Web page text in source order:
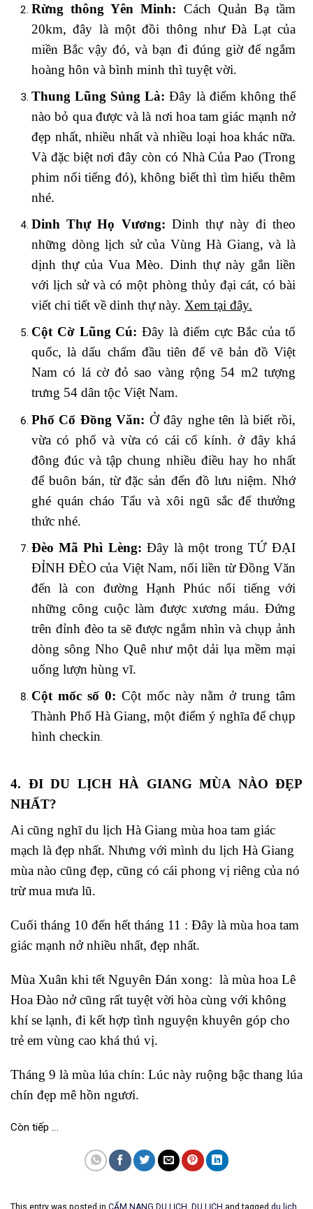
Rừng thông Yên Minh: Cách Quản Bạ tầm
20km, đây là một đồi thông như Đà Lạt của
miền Bắc vậy đó, và bạn đi đúng giờ để ngắm
hoàng hôn và bình minh thì tuyệt vời.
Thung Lũng Sủng Là: Đây là điểm không thể
nào bỏ qua được và là nơi hoa tam giác mạnh nở
đẹp nhất, nhiều nhất và nhiều loại hoa khác nữa.
Và đặc biệt nơi đây còn có Nhà Của Pao (Trong
phim nổi tiếng đó), không biết thì tìm hiểu thêm
nhé.
Dinh Thự Họ Vương: Dinh thự này đi theo
những dòng lịch sử của Vùng Hà Giang, và là
dịnh thự của Vua Mèo. Dinh thự này gắn liền
với lịch sử và có một phòng thủy đại cát, có bài
viết chi tiết về dinh thự này. Xem tại đây.
Cột Cờ Lũng Cú: Đây là điểm cực Bắc của tổ
quốc, là dấu chấm đầu tiên để vẽ bản đồ Việt
Nam có lá cờ đỏ sao vàng rộng 54 m2 tượng
trưng 54 dân tộc Việt Nam.
Phố Cổ Đồng Văn: Ở đây nghe tên là biết rồi,
vừa có phố và vừa có cái cổ kính. ở đây khá
đông đúc và tập chung nhiều điều hay ho nhất
để buôn bán, từ đặc sản đến đồ lưu niệm. Nhớ
ghé quán cháo Tẩu và xôi ngũ sắc để thưởng
thức nhé.
Đèo Mã Phì Lèng: Đây là một trong TỨ ĐẠI
ĐỈNH ĐÈO của Việt Nam, nối liền từ Đồng Văn
đến là con đường Hạnh Phúc nổi tiếng với
những công cuộc làm được xương máu. Đứng
trên đỉnh đèo ta sẽ được ngắm nhìn và chụp ảnh
dòng sông Nho Quê như một dải lụa mềm mại
uống lượn hùng vĩ.
Cột mốc số 0: Cột mốc này nằm ở trung tâm
Thành Phố Hà Giang, một điểm ý nghĩa để chụp
hình checkin.
4. ĐI DU LỊCH HÀ GIANG MÙA NÀO ĐẸP
NHẤT?
Ai cũng nghĩ du lịch Hà Giang mùa hoa tam giác
mạch là đẹp nhất. Nhưng với mình du lịch Hà Giang
mùa nào cũng đẹp, cũng có cái phong vị riêng của nó
trừ mua mưa lũ.
Cuối tháng 10 đến hết tháng 11 : Đây là mùa hoa tam
giác mạnh nở nhiều nhất, đẹp nhất.
Mùa Xuân khi tết Nguyên Đán xong: là mùa hoa Lê
Hoa Đào nở cũng rất tuyệt vời hòa cùng với không
khí se lạnh, đi kết hợp tình nguyện khuyên góp cho
trẻ em vùng cao khá thú vị.
Tháng 9 là mùa lúa chín: Lúc này ruộng bậc thang lúa
chín đẹp mê hồn ngươi.
Còn tiếp …
This entry was posted in CẨM NANG DU LỊCH DU LỊCH and tagged du lịch